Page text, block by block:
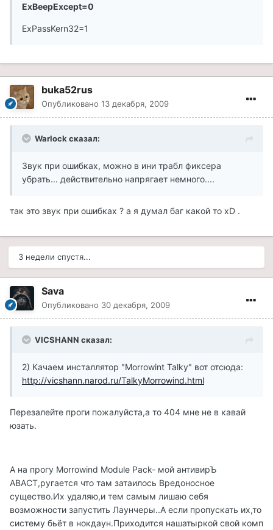
ExBeepExcept=0
ExPassKern32=1
buka52rus
Опубликовано 13 декабря, 2009
Warlock сказал:
Звук при ошибках, можно в ини трабл фиксера
убрать... действительно напрягает немного....
так это звук при ошибках ? а я думал баг какой то xD .
3 недели спустя...
Sava
Опубликовано 30 декабря, 2009
VICSHANN сказал:
2) Качаем инсталлятор "Morrowint Talky" вот отсюда:
http://vicshann.narod.ru/TalkyMorrowind.html
Перезалейте проги пожалуйста,а то 404 мне не в кавай
юзать.
А на прогу Morrowind Module Pack- мой антивирЪ
АВАСТ,ругается что там затаилось Вредоносное
существо.Их удаляю,и тем самым лишаю себя
возможности запустить Лаунчеры..А если пропускать их,то
систему бьёт в нокдаун.Приходится нашатыркой свой комп